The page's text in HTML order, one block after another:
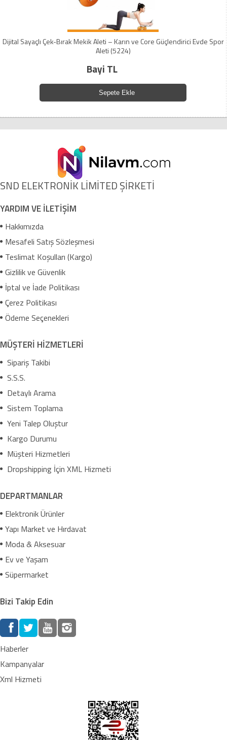
Dijital Sayaçlı Çek-Bırak Mekik Aleti – Karın ve Core Güçlendirici Evde Spor
Aleti (5224)
Bayi TL
Sepete Ekle
SND ELEKTRONİK LİMİTED ŞİRKETİ
YARDIM VE İLETİŞİM
Hakkımızda
Mesafeli Satış Sözleşmesi
Teslimat Koşulları (Kargo)
Gizlilik ve Güvenlik
İptal ve İade Politikası
Çerez Politikası
Ödeme Seçenekleri
MÜŞTERİ HİZMETLERİ
Sipariş Takibi
S.S.S.
Detaylı Arama
Sistem Toplama
Yeni Talep Oluştur
Kargo Durumu
Müşteri Hizmetleri
Dropshipping İçin XML Hizmeti
DEPARTMANLAR
Elektronik Ürünler
Yapı Market ve Hırdavat
Moda & Aksesuar
Ev ve Yaşam
Süpermarket
Bizi Takip Edin
Haberler
Kampanyalar
Xml Hizmeti